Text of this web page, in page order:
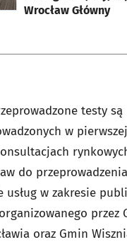
Wrocław Główny
testy
w
do
usług w zakresie
przez
oraz Gmin